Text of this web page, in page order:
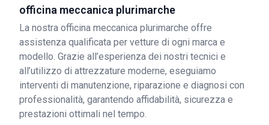
officina meccanica plurimarche
La nostra officina meccanica plurimarche offre
assistenza qualificata per vetture di ogni marca e
modello. Grazie all’esperienza dei nostri tecnici e
all’utilizzo di attrezzature moderne, eseguiamo
interventi di manutenzione, riparazione e diagnosi con
professionalità, garantendo affidabilità, sicurezza e
prestazioni ottimali nel tempo.